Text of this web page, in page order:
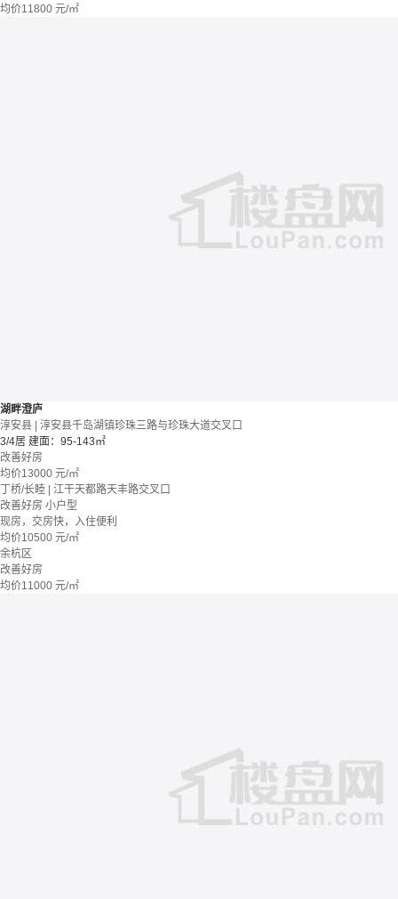
均价11800 元/㎡
湖畔澄庐
淳安县 | 淳安县千岛湖镇珍珠三路与珍珠大道交叉口
3/4居 建面：95-143㎡
改善好房
均价13000 元/㎡
丁桥/长睦 | 江干天都路天丰路交叉口
改善好房 小户型
现房，交房快，入住便利
均价10500 元/㎡
余杭区
改善好房
均价11000 元/㎡